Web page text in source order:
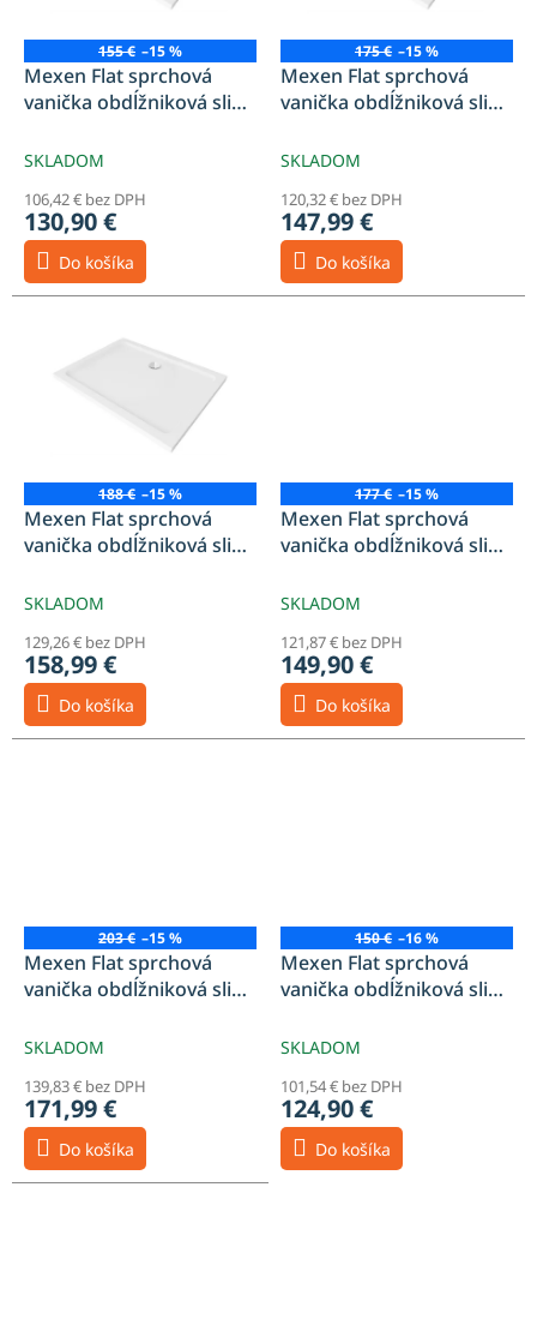
o
u
155 € –15 %
Mexen Flat sprchová
vanička obdĺžniková slim
40108010
SKLADOM
106,42 € bez DPH
130,90 €
Do košíka
175 € –15 %
Mexen Flat sprchová
vanička obdĺžniková slim
40108012
SKLADOM
120,32 € bez DPH
147,99 €
Do košíka
188 € –15 %
Mexen Flat sprchová
vanička obdĺžniková slim
40109012
SKLADOM
129,26 € bez DPH
158,99 €
Do košíka
177 € –15 %
Mexen Flat sprchová
vanička obdĺžniková slim
40107013
SKLADOM
121,87 € bez DPH
149,90 €
Do košíka
203 € –15 %
Mexen Flat sprchová
vanička obdĺžniková slim
40108014
SKLADOM
139,83 € bez DPH
171,99 €
Do košíka
150 € –16 %
Mexen Flat sprchová
vanička obdĺžniková slim
40107090
SKLADOM
101,54 € bez DPH
124,90 €
Do košíka